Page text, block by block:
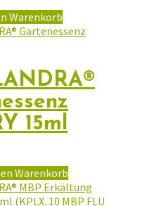
Warenkorb
15ml
Warenkorb